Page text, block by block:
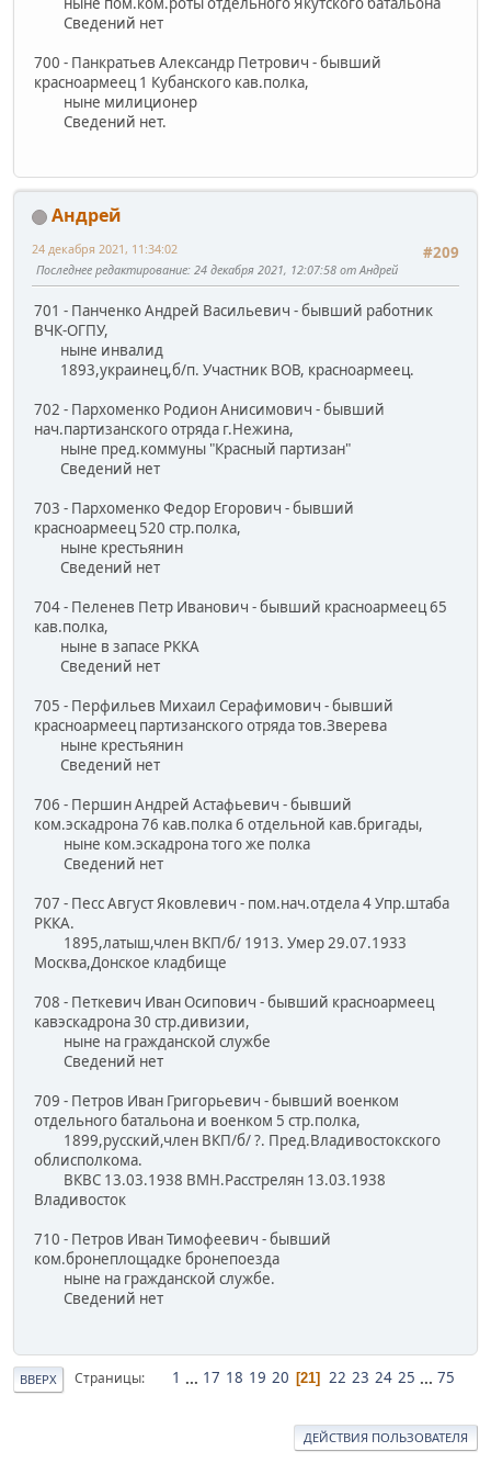
Сведений нет
700 - Панкратьев Александр Петрович - бывший
красноармеец 1 Кубанского кав.полка,
ныне милиционер
Сведений нет.
Андрей
#209
24 декабря 2021, 11:34:02
Последнее редактирование: 24 декабря 2021, 12:07:58 от Андрей
701 - Панченко Андрей Васильевич - бывший работник
ВЧК-ОГПУ,
ныне инвалид
1893,украинец,б/п. Участник ВОВ, красноармеец.
702 - Пархоменко Родион Анисимович - бывший
нач.партизанского отряда г.Нежина,
ныне пред.коммуны "Красный партизан"
Сведений нет
703 - Пархоменко Федор Егорович - бывший
красноармеец 520 стр.полка,
ныне крестьянин
Сведений нет
704 - Пеленев Петр Иванович - бывший красноармеец 65
кав.полка,
ныне в запасе РККА
Сведений нет
705 - Перфильев Михаил Серафимович - бывший
красноармеец партизанского отряда тов.Зверева
ныне крестьянин
Сведений нет
706 - Першин Андрей Астафьевич - бывший
ком.эскадрона 76 кав.полка 6 отдельной кав.бригады,
ныне ком.эскадрона того же полка
Сведений нет
707 - Песс Август Яковлевич - пом.нач.отдела 4 Упр.штаба
РККА.
1895,латыш,член ВКП/б/ 1913. Умер 29.07.1933
Москва,Донское кладбище
708 - Петкевич Иван Осипович - бывший красноармеец
кавэскадрона 30 стр.дивизии,
ныне на гражданской службе
Сведений нет
709 - Петров Иван Григорьевич - бывший военком
отдельного батальона и военком 5 стр.полка,
1899,русский,член ВКП/б/ ?. Пред.Владивостокского
облисполкома.
ВКВС 13.03.1938 ВМН.Расстрелян 13.03.1938
Владивосток
710 - Петров Иван Тимофеевич - бывший
ком.бронеплощадке бронепоезда
ныне на гражданской службе.
Сведений нет
ВВЕРХ Страницы 1 ... 17 18 19 20 21 22 23 24 25 ... 75
ДЕЙСТВИЯ ПОЛЬЗОВАТЕЛЯ